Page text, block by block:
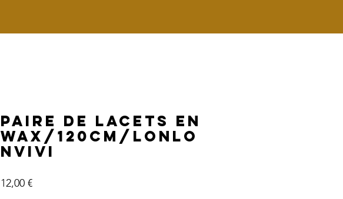
Paire de Lacets en
Wax/120cm/LONLO
NVIVI
12,00 €Prix